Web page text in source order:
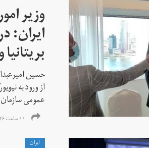
وزیر
ایران:
حسین
از ورود به
عمومی
۱۱ ساعت ۴۶ دقیقه پیش
ايران